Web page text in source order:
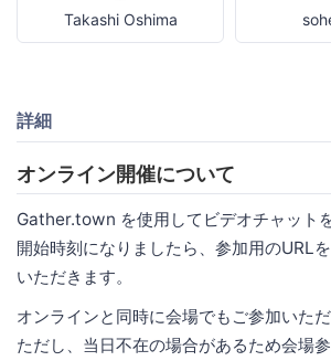
Takashi Oshima
詳細
オンライン開催について
Gather.town を使用してビデオチャット
開始時刻になりましたら、参加用のURL
いただきます。
オンラインと同時に会場でもご参加いた
ただし、当日不在の場合があるため会場